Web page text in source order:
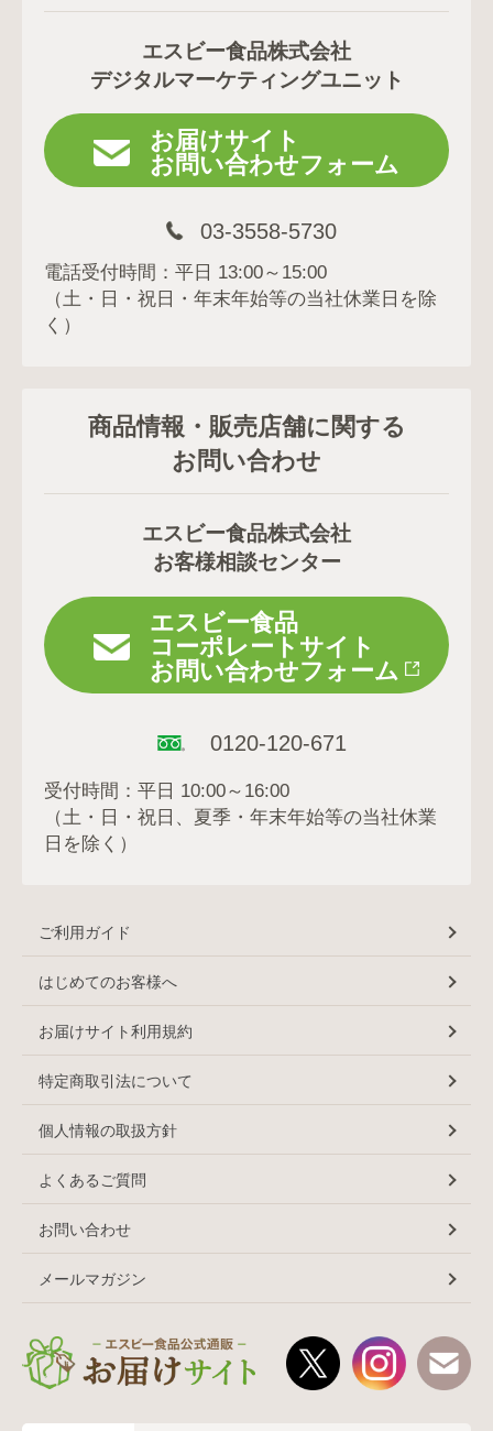
エスビー食品株式会社
デジタルマーケティングユニット
お届けサイト
お問い合わせフォーム
03-3558-5730
電話受付時間：平日 13:00～15:00
（土・日・祝日・年末年始等の当社休業日を除
く）
商品情報・販売店舗に関する
お問い合わせ
エスビー食品株式会社
お客様相談センター
エスビー食品
コーポレートサイト
お問い合わせフォーム
0120-120-671
受付時間：平日 10:00～16:00
（土・日・祝日、夏季・年末年始等の当社休業
日を除く）
ご利用ガイド
はじめてのお客様へ
お届けサイト利用規約
特定商取引法について
個人情報の取扱方針
よくあるご質問
お問い合わせ
メールマガジン